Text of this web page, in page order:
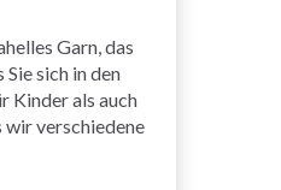
Garn, das
sich in den
Kinder als auch
wir verschiedene